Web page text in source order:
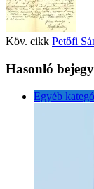
Köv. cikk Petőfi
Hasonló
Egyéb